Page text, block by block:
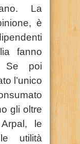
La
è
fanno
Se poi
l’unico
gli oltre
le
utilità